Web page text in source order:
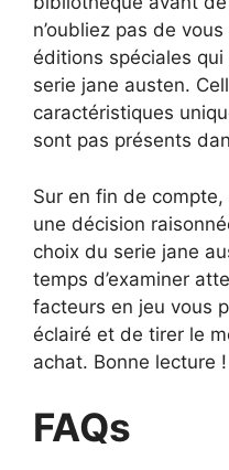
n’oubliez pas de
éditions spéciales
serie jane austen.
caractéristiques
sont pas présents
Sur en fin de
une décision
choix du serie jane
temps d’examiner
facteurs en jeu vous
éclairé et de tirer le
achat. Bonne lecture !
FAQs